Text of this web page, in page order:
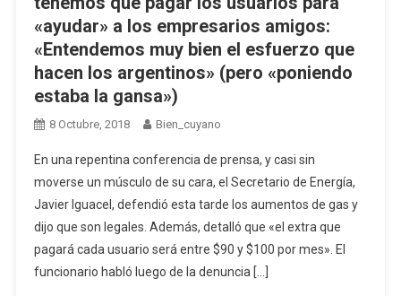
«ayudar» a los empresarios amigos:
«Entendemos muy bien el esfuerzo que
hacen los argentinos» (pero «poniendo
estaba la gansa»)
8 Octubre, 2018 Bien_cuyano
En una repentina conferencia de prensa, y casi sin
moverse un músculo de su cara, el Secretario de Energía,
Javier Iguacel, defendió esta tarde los aumentos de gas y
dijo que son legales. Además, detalló que «el extra que
pagará cada usuario será entre $90 y $100 por mes». El
funcionario habló luego de la denuncia […]